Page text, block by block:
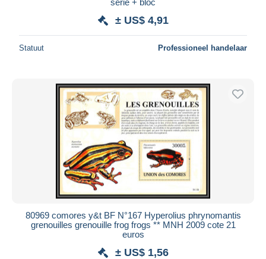
± US$ 4,91
Statuut Professioneel handelaar
80969 comores y&t BF N°167 Hyperolius phrynomantis
grenouilles grenouille frog frogs ** MNH 2009 cote 21
euros
± US$ 1,56